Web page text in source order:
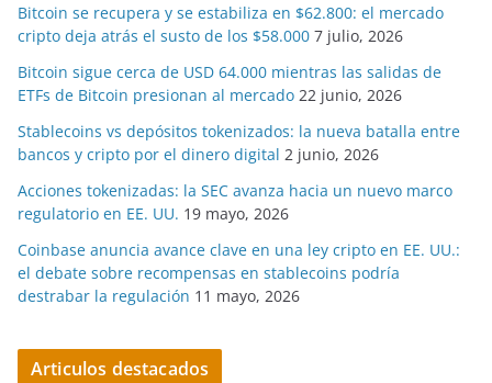
Bitcoin se recupera y se estabiliza en $62.800: el mercado
cripto deja atrás el susto de los $58.000 7 julio, 2026
Bitcoin sigue cerca de USD 64.000 mientras las salidas de
ETFs de Bitcoin presionan al mercado 22 junio, 2026
Stablecoins vs depósitos tokenizados: la nueva batalla entre
bancos y cripto por el dinero digital 2 junio, 2026
Acciones tokenizadas: la SEC avanza hacia un nuevo marco
regulatorio en EE. UU. 19 mayo, 2026
Coinbase anuncia avance clave en una ley cripto en EE. UU.:
el debate sobre recompensas en stablecoins podría
destrabar la regulación 11 mayo, 2026
Articulos destacados